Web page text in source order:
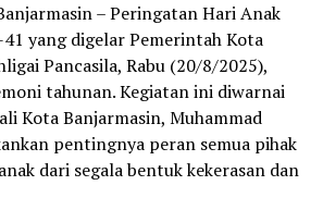
– Peringatan Hari Anak
yang digelar Pemerintah Kota
Pancasila, Rabu (20/8/2025),
tahunan. Kegiatan ini diwarnai
Kota Banjarmasin, Muhammad
pentingnya peran semua pihak
dari segala bentuk kekerasan dan